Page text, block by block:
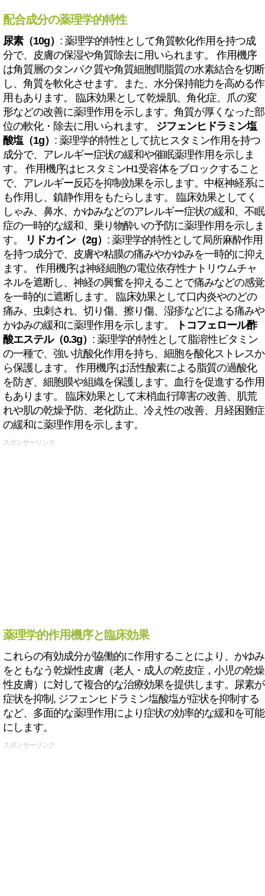
配合成分の薬理学的特性
尿素（10g） : 薬理学的特性として角質軟化作用を持つ成
分で、皮膚の保湿や角質除去に用いられます。 作用機序
は角質層のタンパク質や角質細胞間脂質の水素結合を切断
し、角質を軟化させます。また、水分保持能力を高める作
用もあります。 臨床効果として乾燥肌、角化症、爪の変
形などの改善に薬理作用を示します。角質が厚くなった部
位の軟化・除去に用いられます。 ジフェンヒドラミン塩
酸塩（1g） : 薬理学的特性として抗ヒスタミン作用を持つ
成分で、アレルギー症状の緩和や催眠薬理作用を示しま
す。 作用機序はヒスタミンH1受容体をブロックすること
で、アレルギー反応を抑制効果を示します。中枢神経系に
も作用し、鎮静作用をもたらします。 臨床効果としてく
しゃみ、鼻水、かゆみなどのアレルギー症状の緩和、不眠
症の一時的な緩和、乗り物酔いの予防に薬理作用を示しま
す。
リドカイン（2g） : 薬理学的特性として局所麻酔作用
を持つ成分で、皮膚や粘膜の痛みやかゆみを一時的に抑え
ます。 作用機序は神経細胞の電位依存性ナトリウムチャ
ネルを遮断し、神経の興奮を抑えることで痛みなどの感覚
を一時的に遮断します。 臨床効果として口内炎やのどの
痛み、虫刺され、切り傷、擦り傷、湿疹などによる痛みや
かゆみの緩和に薬理作用を示します。
トコフェロール酢
酸エステル（0.3g） : 薬理学的特性として脂溶性ビタミン
の一種で、強い抗酸化作用を持ち、細胞を酸化ストレスか
ら保護します。 作用機序は活性酸素による脂質の過酸化
を防ぎ、細胞膜や組織を保護します。血行を促進する作用
もあります。 臨床効果として末梢血行障害の改善、肌荒
れや肌の乾燥予防、老化防止、冷え性の改善、月経困難症
の緩和に薬理作用を示します。
スポンサーリンク
薬理学的作用機序と臨床効果
これらの有効成分が協働的に作用することにより、かゆみ
をともなう乾燥性皮膚（老人・成人の乾皮症，小児の乾燥
性皮膚）に対して複合的な治療効果を提供します。尿素が
症状を抑制, ジフェンヒドラミン塩酸塩が症状を抑制する
など、多面的な薬理作用により症状の効率的な緩和を可能
にします。
スポンサーリンク